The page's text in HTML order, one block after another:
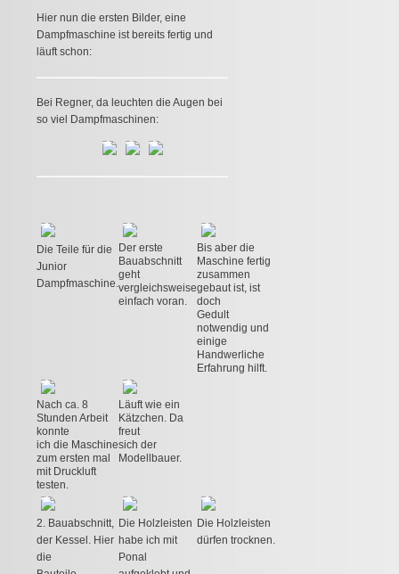
Hier nun die ersten Bilder, eine
Dampfmaschine ist bereits fertig und
läuft schon:
Bei Regner, da leuchten die Augen bei
so viel Dampfmaschinen:
Die Teile für die
Junior
Dampfmaschine.
Der erste
Bauabschnitt
geht
vergleichsweise
einfach voran.
Bis aber die
Maschine fertig
zusammen
gebaut ist, ist
doch
Gedult
notwendig und
einige
Handwerliche
Erfahrung hilft.
Nach ca. 8
Stunden Arbeit
konnte
ich die Maschine
zum ersten mal
mit Druckluft
testen.
Läuft wie ein
Kätzchen. Da
freut
sich der
Modellbauer.
2. Bauabschnitt,
der Kessel. Hier
die
Die Holzleisten
habe ich mit
Ponal
Die Holzleisten
dürfen trocknen.